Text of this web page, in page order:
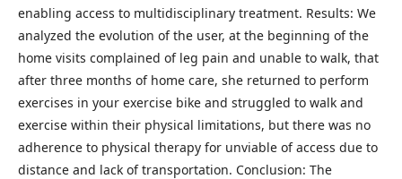
enabling access to multidisciplinary treatment. Results: We
analyzed the evolution of the user, at the beginning of the
home visits complained of leg pain and unable to walk, that
after three months of home care, she returned to perform
exercises in your exercise bike and struggled to walk and
exercise within their physical limitations, but there was no
adherence to physical therapy for unviable of access due to
distance and lack of transportation. Conclusion: The